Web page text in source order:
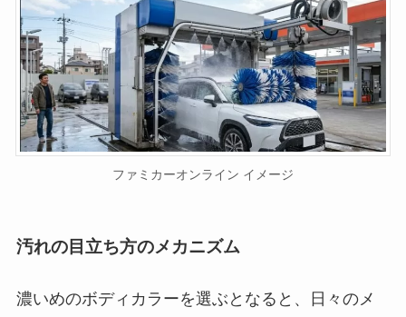
ファミカーオンライン イメージ
汚れの目立ち方のメカニズム
濃いめのボディカラーを選ぶとなると、日々のメ